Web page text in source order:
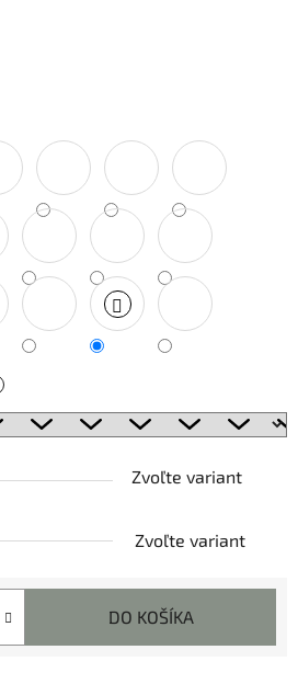
Zvoľte variant
Zvoľte variant
DO KOŠÍKA